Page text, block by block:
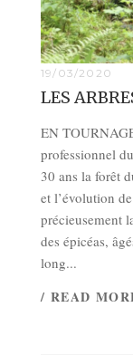
19/03/2020
LES
EN
professionnel
30 ans la forêt
et l’évolution
précieusement
des épicéas,
long...
/ READ